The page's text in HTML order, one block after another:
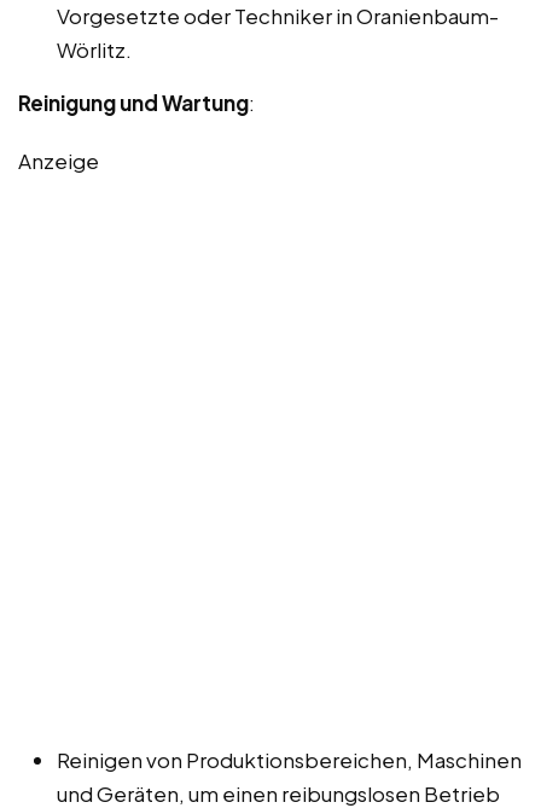
Vorgesetzte oder Techniker in Oranienbaum-
Wörlitz.
Reinigung und Wartung:
Anzeige
Reinigen von Produktionsbereichen, Maschinen
und Geräten, um einen reibungslosen Betrieb